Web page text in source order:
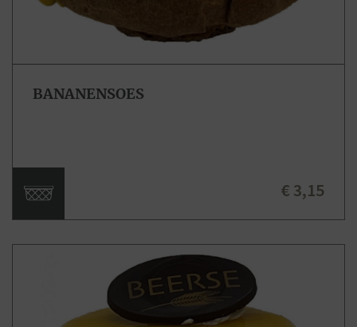
BANANENSOES
€ 3,15